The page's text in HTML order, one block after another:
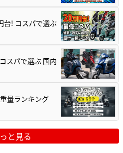
台! コスパで選ぶ
スパで選ぶ 国内
量ランキング
と見る